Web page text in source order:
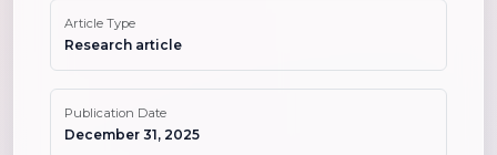
Article Type
Research article
Publication Date
December 31, 2025